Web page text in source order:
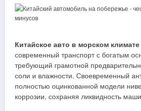
Китайское авто в морском климате
современный транспорт с богатым
требующий грамотной
соли и влажности. Своевременный
полностью оцинкованной модели
коррозии, сохраняя ликвидность